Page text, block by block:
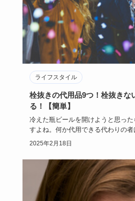
ライフスタイル
栓抜きの代用品9つ！栓抜きな
る！【簡単】
冷えた瓶ビールを開けようと思っ
すよね。何か代用できる代わりの
の記事では、栓…
2025年2月18日